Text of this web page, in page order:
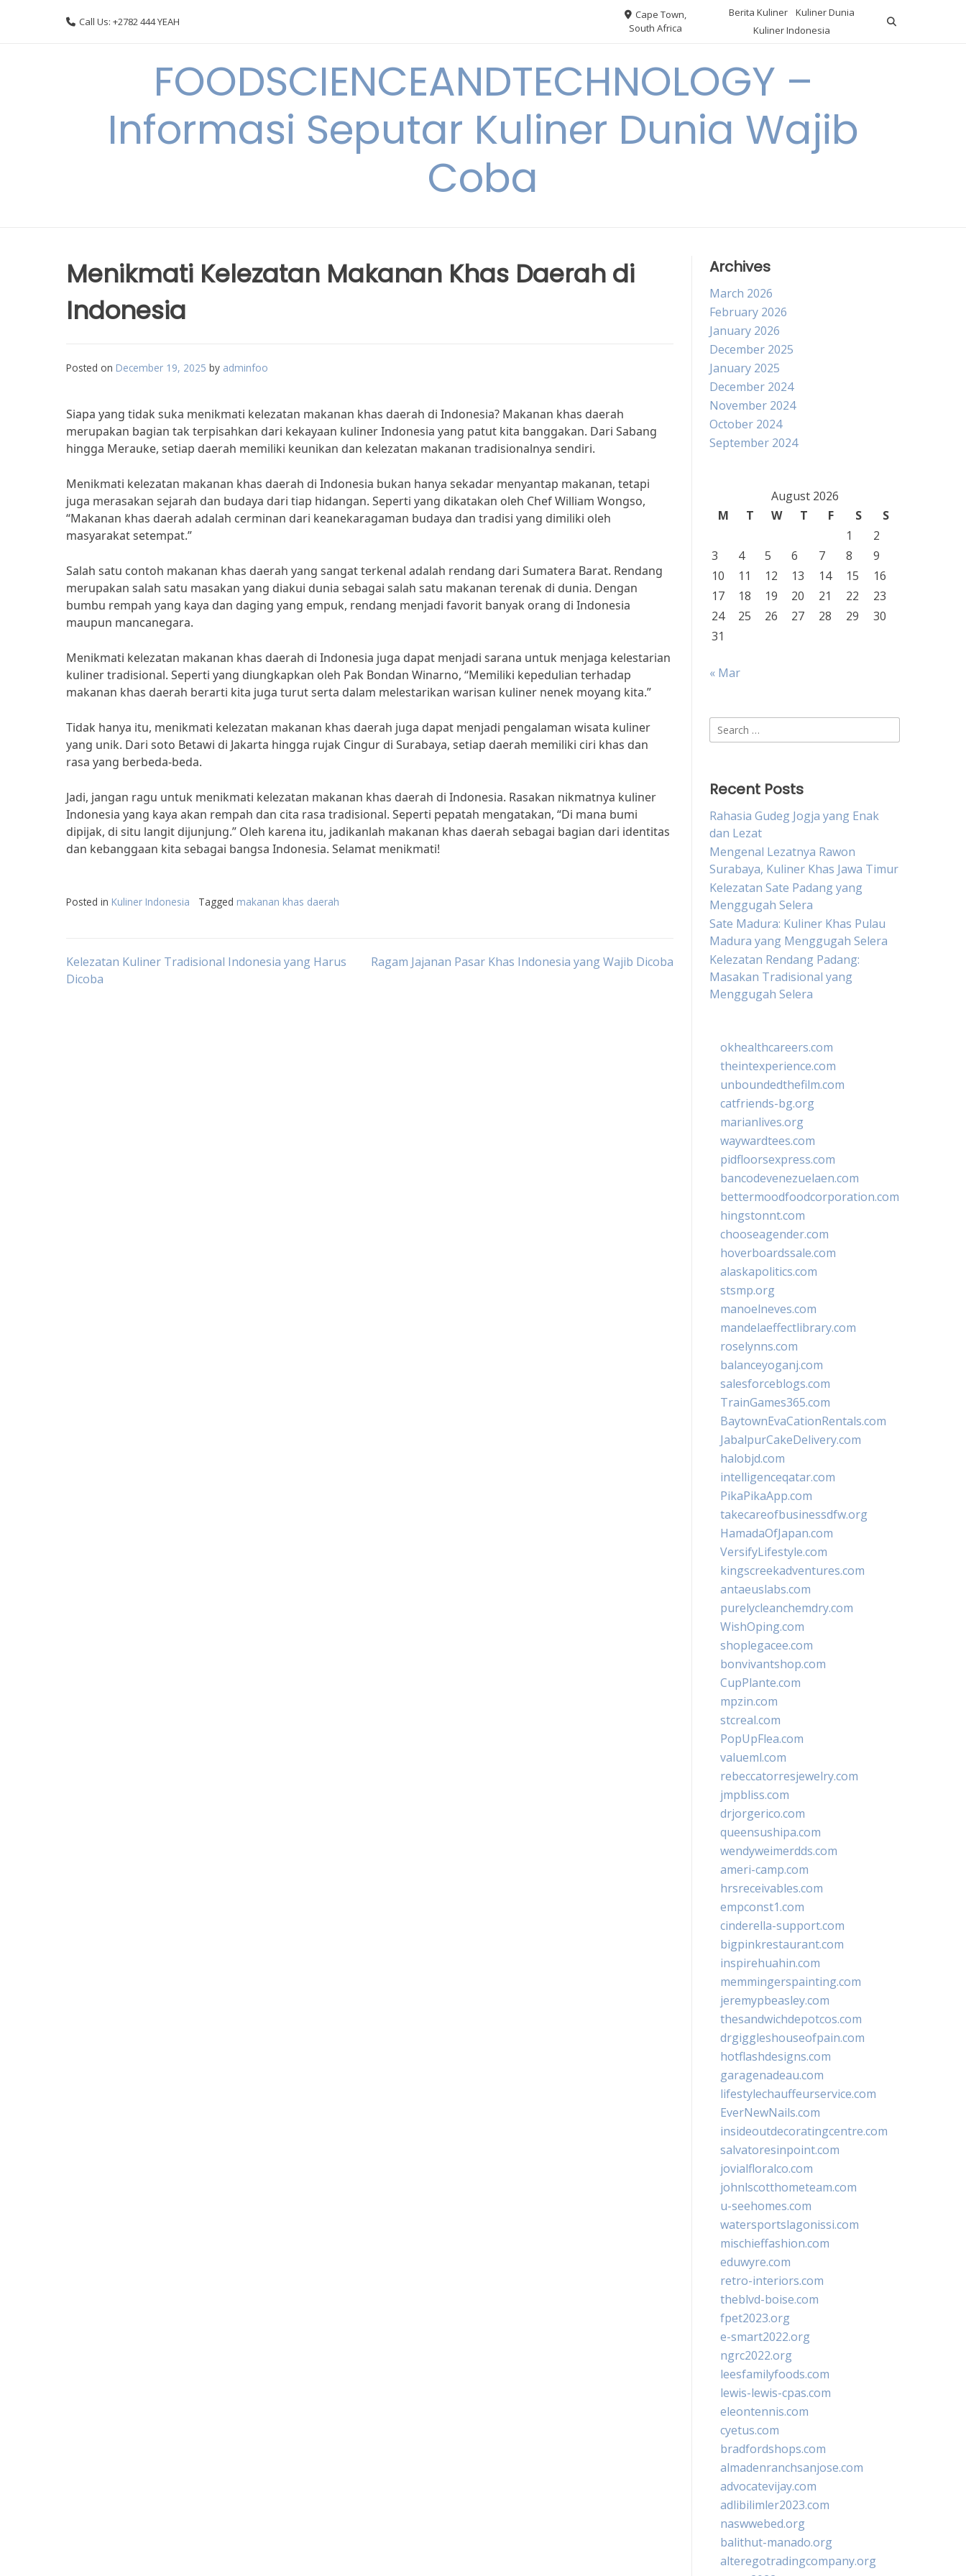
Call Us: +2782 444 YEAH
Cape Town,
South Africa
Berita Kuliner
Kuliner Dunia
Kuliner Indonesia
FOODSCIENCEANDTECHNOLOGY –
Informasi Seputar Kuliner Dunia Wajib
Coba
Menikmati Kelezatan Makanan Khas Daerah di
Indonesia
Posted on December 19, 2025 by adminfoo
Siapa yang tidak suka menikmati kelezatan makanan khas daerah di Indonesia? Makanan khas daerah
merupakan bagian tak terpisahkan dari kekayaan kuliner Indonesia yang patut kita banggakan. Dari Sabang
hingga Merauke, setiap daerah memiliki keunikan dan kelezatan makanan tradisionalnya sendiri.
Menikmati kelezatan makanan khas daerah di Indonesia bukan hanya sekadar menyantap makanan, tetapi
juga merasakan sejarah dan budaya dari tiap hidangan. Seperti yang dikatakan oleh Chef William Wongso,
“Makanan khas daerah adalah cerminan dari keanekaragaman budaya dan tradisi yang dimiliki oleh
masyarakat setempat.”
Salah satu contoh makanan khas daerah yang sangat terkenal adalah rendang dari Sumatera Barat. Rendang
merupakan salah satu masakan yang diakui dunia sebagai salah satu makanan terenak di dunia. Dengan
bumbu rempah yang kaya dan daging yang empuk, rendang menjadi favorit banyak orang di Indonesia
maupun mancanegara.
Menikmati kelezatan makanan khas daerah di Indonesia juga dapat menjadi sarana untuk menjaga kelestarian
kuliner tradisional. Seperti yang diungkapkan oleh Pak Bondan Winarno, “Memiliki kepedulian terhadap
makanan khas daerah berarti kita juga turut serta dalam melestarikan warisan kuliner nenek moyang kita.”
Tidak hanya itu, menikmati kelezatan makanan khas daerah juga dapat menjadi pengalaman wisata kuliner
yang unik. Dari soto Betawi di Jakarta hingga rujak Cingur di Surabaya, setiap daerah memiliki ciri khas dan
rasa yang berbeda-beda.
Jadi, jangan ragu untuk menikmati kelezatan makanan khas daerah di Indonesia. Rasakan nikmatnya kuliner
Indonesia yang kaya akan rempah dan cita rasa tradisional. Seperti pepatah mengatakan, “Di mana bumi
dipijak, di situ langit dijunjung.” Oleh karena itu, jadikanlah makanan khas daerah sebagai bagian dari identitas
dan kebanggaan kita sebagai bangsa Indonesia. Selamat menikmati!
Posted in Kuliner Indonesia Tagged makanan khas daerah
Post
Kelezatan Kuliner Tradisional Indonesia yang Harus
Dicoba
Ragam Jajanan Pasar Khas Indonesia yang Wajib Dicoba
Archives
March 2026
February 2026
January 2026
December 2025
January 2025
December 2024
November 2024
October 2024
September 2024
August 2026
M
T W T F S
S
1
2
3
4 5 6 7 8
9
10
11 12 13 14 15
16
17
18 19 20 21 22
23
24
25 26 27 28 29
30
31
« Mar
Search
for:
Recent Posts
Rahasia Gudeg Jogja yang Enak
dan Lezat
Mengenal Lezatnya Rawon
Surabaya, Kuliner Khas Jawa Timur
Kelezatan Sate Padang yang
Menggugah Selera
Sate Madura: Kuliner Khas Pulau
Madura yang Menggugah Selera
Kelezatan Rendang Padang:
Masakan Tradisional yang
Menggugah Selera
okhealthcareers.com
theintexperience.com
unboundedthefilm.com
catfriends-bg.org
marianlives.org
waywardtees.com
pidfloorsexpress.com
bancodevenezuelaen.com
bettermoodfoodcorporation.com
hingstonnt.com
chooseagender.com
hoverboardssale.com
alaskapolitics.com
stsmp.org
manoelneves.com
mandelaeffectlibrary.com
roselynns.com
balanceyoganj.com
salesforceblogs.com
TrainGames365.com
BaytownEvaCationRentals.com
JabalpurCakeDelivery.com
halobjd.com
intelligenceqatar.com
PikaPikaApp.com
takecareofbusinessdfw.org
HamadaOfJapan.com
VersifyLifestyle.com
kingscreekadventures.com
antaeuslabs.com
purelycleanchemdry.com
WishOping.com
shoplegacee.com
bonvivantshop.com
CupPlante.com
mpzin.com
stcreal.com
PopUpFlea.com
valueml.com
rebeccatorresjewelry.com
jmpbliss.com
drjorgerico.com
queensushipa.com
wendyweimerdds.com
ameri-camp.com
hrsreceivables.com
empconst1.com
cinderella-support.com
bigpinkrestaurant.com
inspirehuahin.com
memmingerspainting.com
jeremypbeasley.com
thesandwichdepotcos.com
drgiggleshouseofpain.com
hotflashdesigns.com
garagenadeau.com
lifestylechauffeurservice.com
EverNewNails.com
insideoutdecoratingcentre.com
salvatoresinpoint.com
jovialfloralco.com
johnlscotthometeam.com
u-seehomes.com
watersportslagonissi.com
mischieffashion.com
eduwyre.com
retro-interiors.com
theblvd-boise.com
fpet2023.org
e-smart2022.org
ngrc2022.org
leesfamilyfoods.com
lewis-lewis-cpas.com
eleontennis.com
cyetus.com
bradfordshops.com
almadenranchsanjose.com
advocatevijay.com
adlibilimler2023.com
naswwebed.org
balithut-manado.org
alteregotradingcompany.org